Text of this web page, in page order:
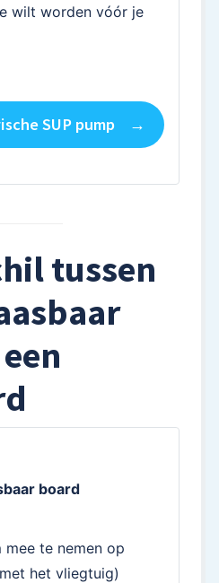
wilt worden vóór je
SUP pump
tussen
board
mee te nemen op
het vliegtuig)